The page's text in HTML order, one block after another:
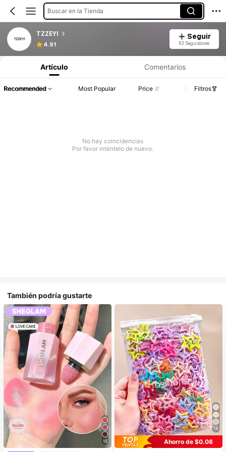
Buscar en la Tienda
TZZEYI
4.91
Seguir
53 Seguidores
Artículo Comentarios
Recommended Most Popular Price Filtros
No hay coincidencias
Por favor inténtelo de nuevo.
También podría gustarte
15
16
Ahorro de $0.08